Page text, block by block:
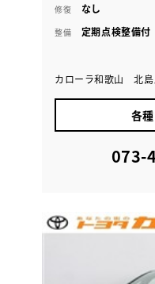
修復 なし
整備 定期点検整備付
カローラ和歌山 北
各
073-